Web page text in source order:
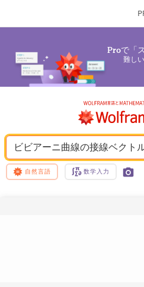
Proで「
難し
ビビアーニ曲線の接線ベクト
自然言語 数学入力